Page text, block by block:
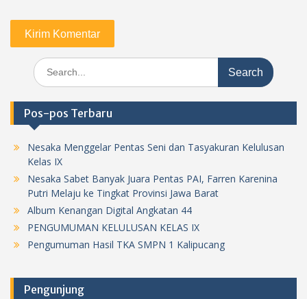
Search
for:
Pos-pos Terbaru
Nesaka Menggelar Pentas Seni dan Tasyakuran Kelulusan
Kelas IX
Nesaka Sabet Banyak Juara Pentas PAI, Farren Karenina
Putri Melaju ke Tingkat Provinsi Jawa Barat
Album Kenangan Digital Angkatan 44
PENGUMUMAN KELULUSAN KELAS IX
Pengumuman Hasil TKA SMPN 1 Kalipucang
Pengunjung